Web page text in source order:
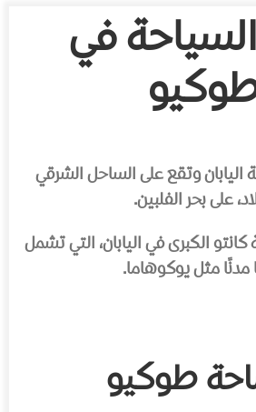
في
وتقع على الساحل الشرقي
على بحر الفلبين.
الكبرى في اليابان، التي تشمل
مدنًا مثل يوكوهاما.
طوكيو